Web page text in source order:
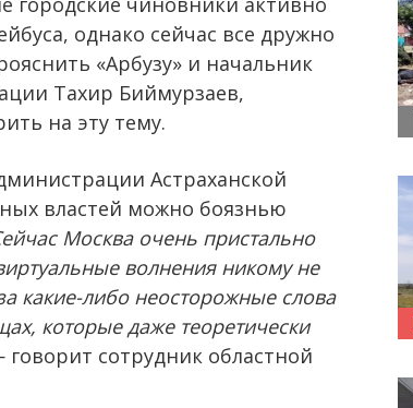
однако сейчас все дружно
«Арбузу» и начальник
Тахир Биймурзаев,
на эту тему.
Астраханской
властей можно боязнью
Москва очень пристально
волнения никому не
какие-либо неосторожные слова
которые даже теоретически
сотрудник областной